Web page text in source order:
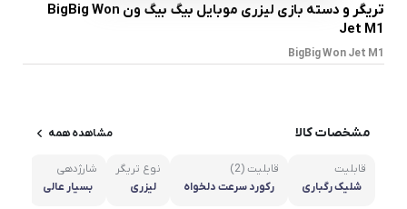
تریگر و دسته بازی لیزری موبایل بیگ بیگ ون BigBig Won
Jet M1
BigBig Won Jet M1
مشخصات کالا مشاهده همه
قابلیت
شلیک رگباری
قابلیت (2)
رکورد سرعت دلخواه
نوع تریگر
لیزری
شارژدهی
بسیار عالی